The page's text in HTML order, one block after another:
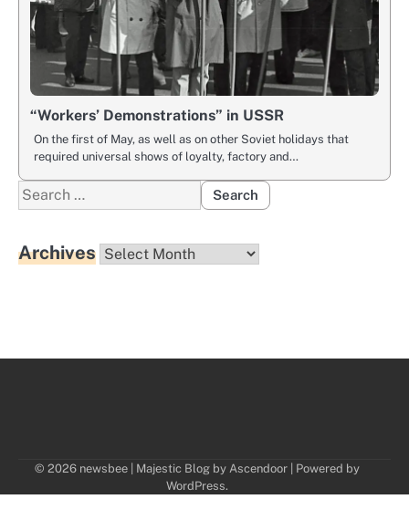
“Workers’ Demonstrations” in USSR
On the first of May, as well as on other Soviet holidays that
required universal shows of loyalty, factory and…
Search
for:
Archives Archives
© 2026 newsbee | Majestic Blog by Ascendoor | Powered by
WordPress.